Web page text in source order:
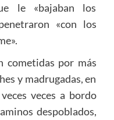
le «bajaban los
«con los
cometidas por más
y madrugadas, en
veces a bordo
despoblados,